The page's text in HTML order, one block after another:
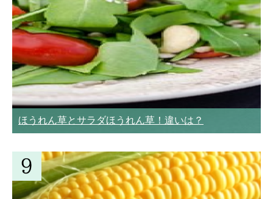
ほうれん草とサラダほうれん草！違いは？